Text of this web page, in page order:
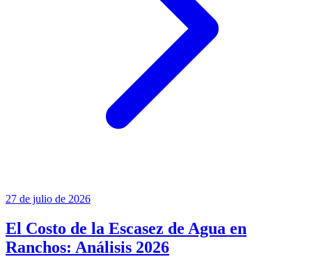
27 de julio de 2026
El Costo de la Escasez de Agua en
Ranchos: Análisis 2026